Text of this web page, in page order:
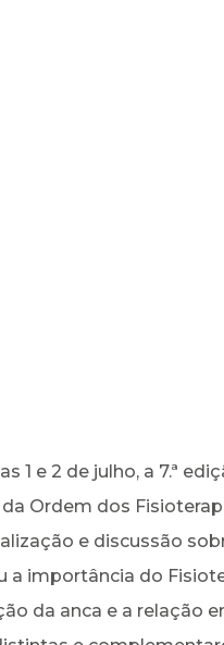
1 e 2 de julho, a 7.ª
Ordem dos
e discussão
a importância do
da anca e a relação